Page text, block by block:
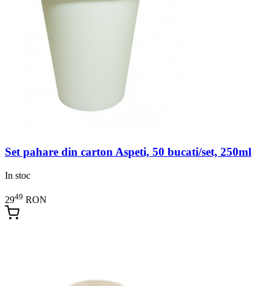
Set pahare din carton Aspeti, 50 bucati/set, 250ml
In stoc
2949 RON